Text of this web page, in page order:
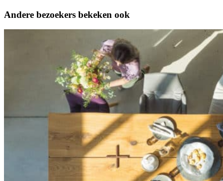
Andere bezoekers bekeken ook